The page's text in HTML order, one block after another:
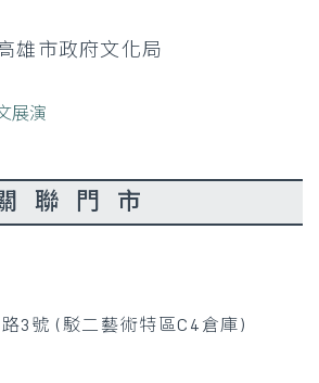
雄市政府文化局
展演
聯門市
3號 (駁二藝術特區C4倉庫)